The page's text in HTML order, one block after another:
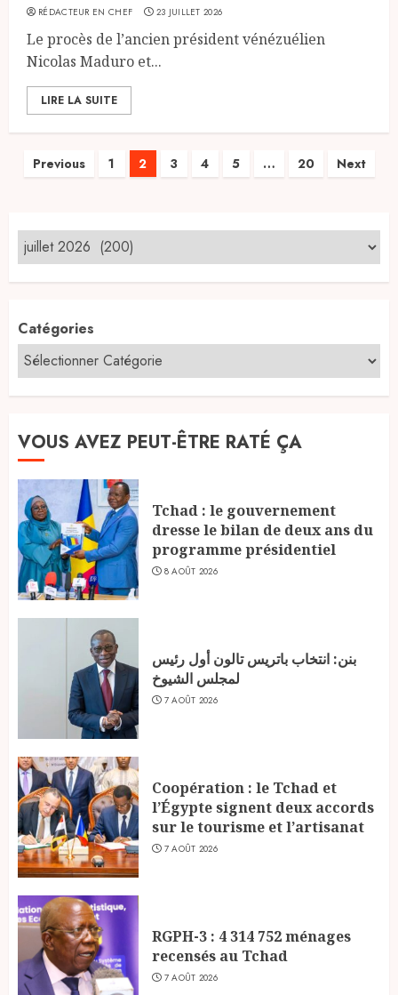
RÉDACTEUR EN CHEF 23 JUILLET 2026
Le procès de l’ancien président vénézuélien
Nicolas Maduro et...
LIRE LA SUITE
Pagination
publications
Previous 1 2 3 4 5 … 20 Next
Catégories
VOUS AVEZ PEUT-ÊTRE RATÉ ÇA
Tchad : le gouvernement
dresse le bilan de deux ans du
programme présidentiel
8 AOÛT 2026
بنن: انتخاب باتريس تالون أول رئيس
لمجلس الشيوخ
7 AOÛT 2026
Coopération : le Tchad et
l’Égypte signent deux accords
sur le tourisme et l’artisanat
7 AOÛT 2026
RGPH-3 : 4 314 752 ménages
recensés au Tchad
7 AOÛT 2026